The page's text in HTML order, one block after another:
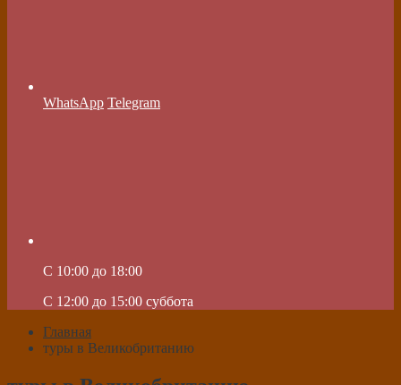
WhatsApp Telegram
C 10:00 до 18:00
C 12:00 до 15:00 суббота
Главная
туры в Великобританию